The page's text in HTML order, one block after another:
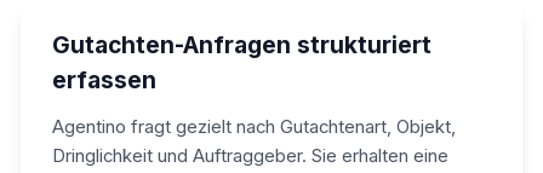
Gutachten-Anfragen strukturiert
erfassen
Agentino fragt gezielt nach Gutachtenart, Objekt,
Dringlichkeit und Auftraggeber. Sie erhalten eine